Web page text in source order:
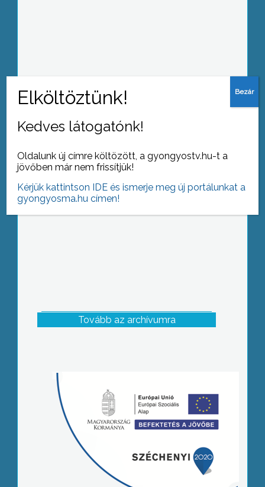
megtartották a költészetnapi
ünnepséget a Kálváriaparti Általános
Tovább az archívumra
Kedves látogatónk!
Oldalunk új címre költözött, a gyongyostv.hu-t a
jövőben már nem frissítjük!
Kérjük kattintson IDE és ismerje meg új portálunkat a
gyongyosma.hu címen!